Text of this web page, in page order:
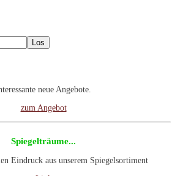
neue Angebote.
zum Angebot
Spiegelträume...
Eindruck aus unserem Spiegelsortiment